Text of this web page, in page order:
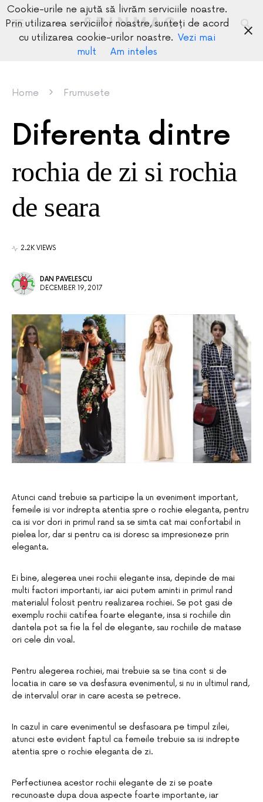
SPINMAG
Home Frumusete
Diferenta dintre
rochia de zi si rochia
de seara
2.2K VIEWS
DAN PAVELESCU
DECEMBER 19, 2017
Atunci cand trebuie sa participe la un eveniment important,
femeile isi vor indrepta atentia spre o rochie eleganta, pentru
ca isi vor dori in primul rand sa se simta cat mai confortabil in
pielea lor, dar si pentru ca isi doresc sa impresioneze prin
eleganta.
Ei bine, alegerea unei rochii elegante insa, depinde de mai
multi factori importanti, iar aici putem aminti in primul rand
materialul folosit pentru realizarea rochiei. Se pot gasi de
exemplu rochii catifea foarte elegante, insa si rochiile din
dantela pot sa fie la fel de elegante, sau rochiile de matase
ori cele din voal.
Pentru alegerea rochiei, mai trebuie sa se tina cont si de
locatia in care se va desfasura evenimentul, si nu in ultimul rand,
de intervalul orar in care acesta se petrece.
In cazul in care evenimentul se desfasoara pe timpul zilei,
atunci este evident faptul ca femeile trebuie sa isi indrepte
atentia spre o rochie eleganta de zi.
Perfectiunea acestor rochii elegante de zi se poate
recunoaste dupa doua aspecte foarte importante, iar
Cookie-urile ne ajută să livrăm serviciile noastre.
Prin utilizarea serviciilor noastre, sunteți de acord
cu utilizarea cookie-urilor noastre. Vezi mai
mult
Am inteles